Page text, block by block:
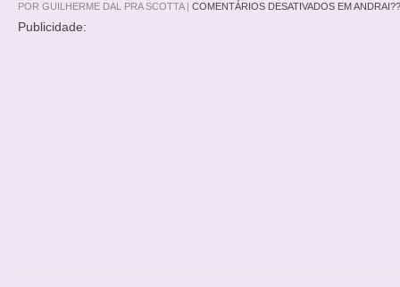
POR GUILHERME DAL PRA SCOTTA| COMENTÁRIOS DESATIVADOS EM
Publicidade: